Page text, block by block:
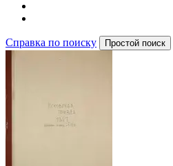
Справка по поиску